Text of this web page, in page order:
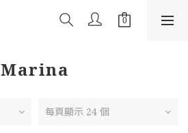
Marina
每頁顯示 24 個